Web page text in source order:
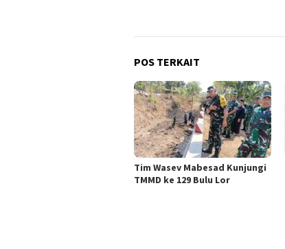
POS TERKAIT
Tim Wasev Mabesad Kunjungi
TMMD ke 129 Bulu Lor